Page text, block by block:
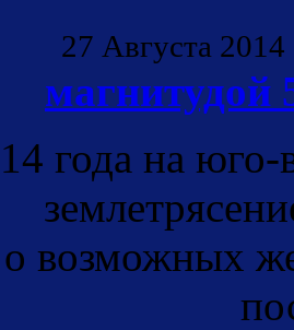
27 Августа 2014
магнитудой
года на
возможных